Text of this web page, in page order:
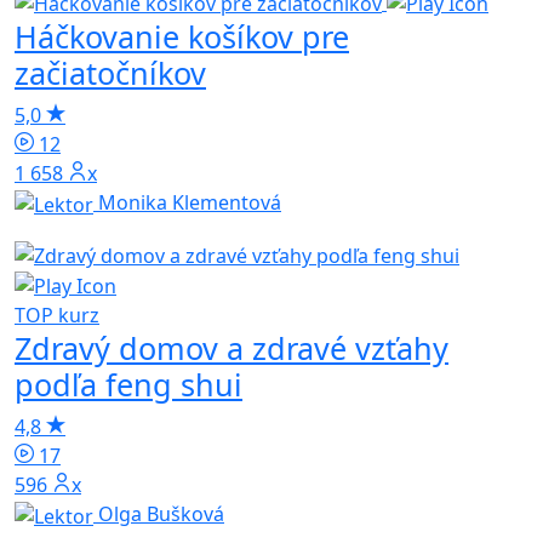
Háčkovanie košíkov pre
začiatočníkov
5,0
12
1 658x
Monika Klementová
TOP kurz
Zdravý domov a zdravé vzťahy
podľa feng shui
4,8
17
596x
Olga Bušková